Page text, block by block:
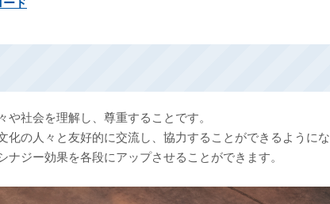
ード
社会を理解し、尊重することです。
の人々と友好的に交流し、協力することができるようにな
ジー効果を各段にアップさせることができます。